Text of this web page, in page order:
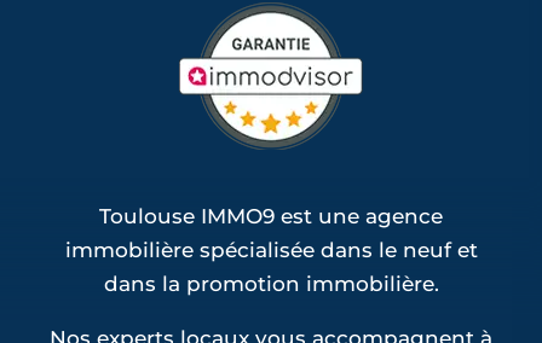
Toulouse IMMO9 est une agence
immobilière spécialisée dans le neuf et
dans la promotion immobilière.
Nos experts locaux vous accompagnent à